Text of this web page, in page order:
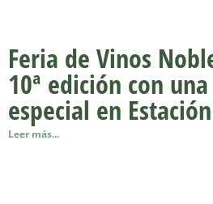
Feria de Vinos
10ª edición con
especial en
Leer más...